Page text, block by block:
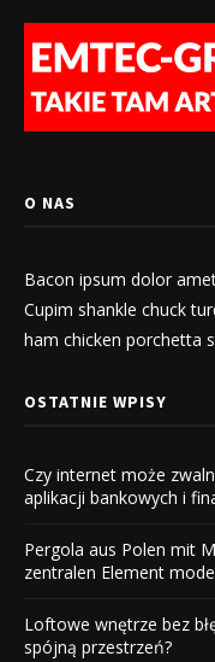
O NAS
Bacon ipsum dolor
Cupim shankle chuck
ham chicken porchetta
OSTATNIE WPISY
Czy internet może
aplikacji bankowych i
Pergola aus Polen mit
zentralen Element
Loftowe wnętrze bez
spójną przestrzeń?